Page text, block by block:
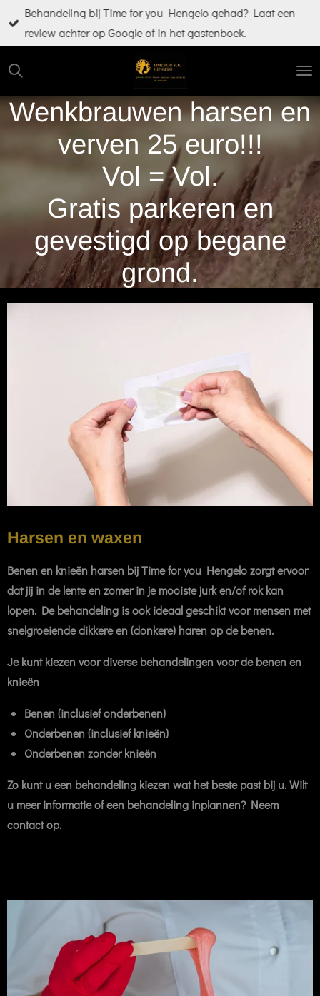
direct
de
hoofdinhoud
Behandeling bij Time for you Hengelo gehad? Laat een
review achter op Google of in het gastenboek.
Wenkbrauwen harsen en
verven 25 euro!!!
Vol = Vol.
Gratis parkeren en
gevestigd op begane
grond.
Harsen en waxen
Benen en knieën harsen bij Time for you Hengelo zorgt ervoor
dat jij in de lente en zomer in je mooiste jurk en/of rok kan
lopen. De behandeling is ook ideaal geschikt voor mensen met
snelgroeiende dikkere en (donkere) haren op de benen.
Je kunt kiezen voor diverse behandelingen voor de benen en
knieën
Benen (inclusief onderbenen)
Onderbenen (inclusief knieën)
Onderbenen zonder knieën
Zo kunt u een behandeling kiezen wat het beste past bij u. Wilt
u meer informatie of een behandeling inplannen? Neem
contact op.